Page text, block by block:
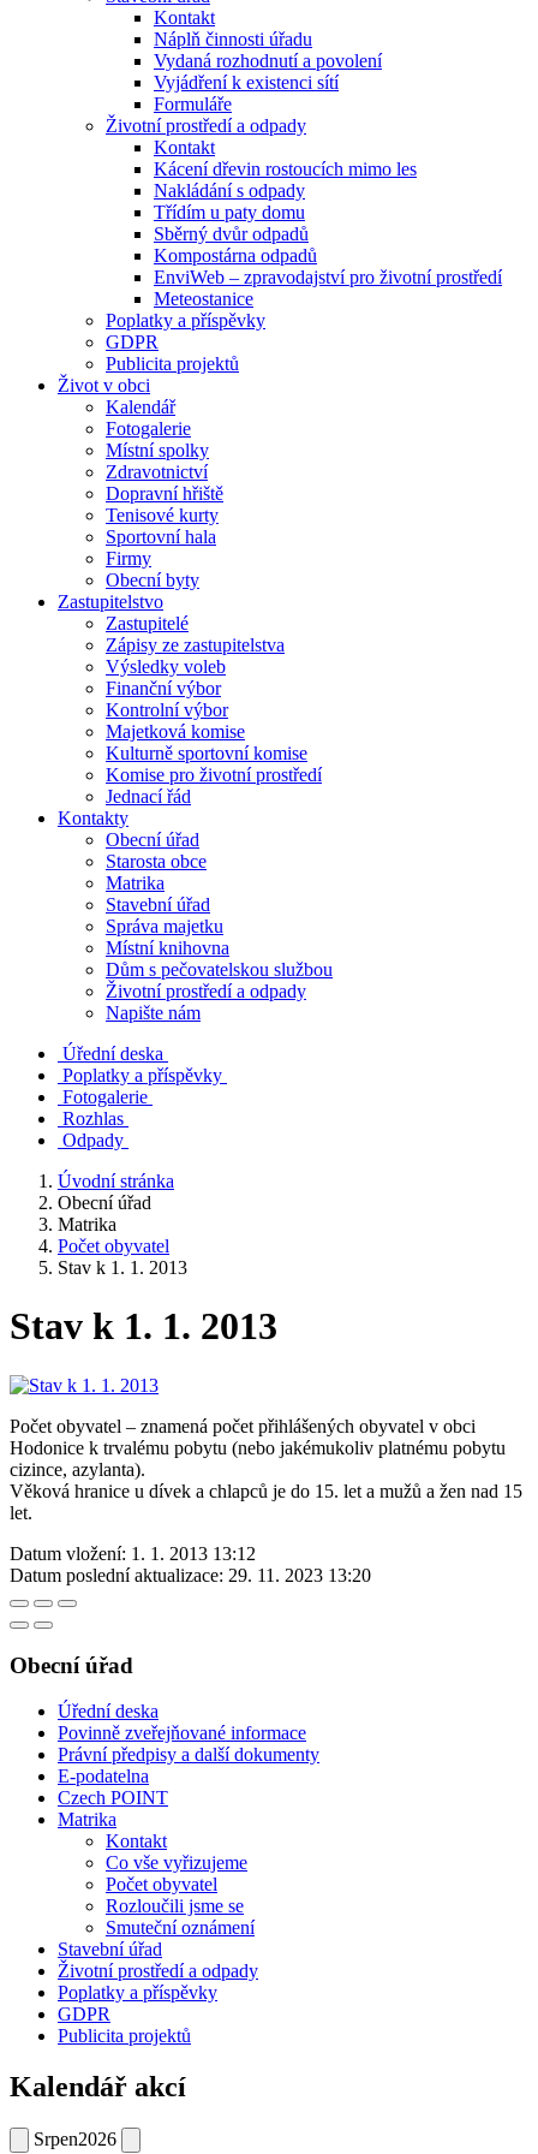
Kontakt
Náplň činnosti úřadu
Vydaná rozhodnutí a povolení
Vyjádření k existenci sítí
Formuláře
Životní prostředí a odpady
Kontakt
Kácení dřevin rostoucích mimo les
Nakládání s odpady
Třídím u paty domu
Sběrný dvůr odpadů
Kompostárna odpadů
EnviWeb – zpravodajství pro životní prostředí
Meteostanice
Poplatky a příspěvky
GDPR
Publicita projektů
Život v obci
Kalendář
Fotogalerie
Místní spolky
Zdravotnictví
Dopravní hřiště
Tenisové kurty
Sportovní hala
Firmy
Obecní byty
Zastupitelstvo
Zastupitelé
Zápisy ze zastupitelstva
Výsledky voleb
Finanční výbor
Kontrolní výbor
Majetková komise
Kulturně sportovní komise
Komise pro životní prostředí
Jednací řád
Kontakty
Obecní úřad
Starosta obce
Matrika
Stavební úřad
Správa majetku
Místní knihovna
Dům s pečovatelskou službou
Životní prostředí a odpady
Napište nám
Úřední deska
Poplatky a příspěvky
Fotogalerie
Rozhlas
Odpady
Úvodní stránka
Obecní úřad
Matrika
Počet obyvatel
Stav k 1. 1. 2013
Stav k 1. 1. 2013
Počet obyvatel – znamená počet přihlášených obyvatel v obci
Hodonice k trvalému pobytu (nebo jakémukoliv platnému pobytu
cizince, azylanta).
Věková hranice u dívek a chlapců je do 15. let a mužů a žen nad 15
let.
Datum vložení: 1. 1. 2013 13:12
Datum poslední aktualizace: 29. 11. 2023 13:20
Obecní úřad
Úřední deska
Povinně zveřejňované informace
Právní předpisy a další dokumenty
E-podatelna
Czech POINT
Matrika
Kontakt
Co vše vyřizujeme
Počet obyvatel
Rozloučili jsme se
Smuteční oznámení
Stavební úřad
Životní prostředí a odpady
Poplatky a příspěvky
GDPR
Publicita projektů
Kalendář akcí
Srpen2026